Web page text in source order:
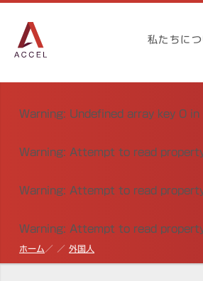
私たちにつ
Warning: Undefined array key 0 in
Warning: Attempt to read
Warning: Attempt to read
Warning: Attempt to read
ホーム 外国人